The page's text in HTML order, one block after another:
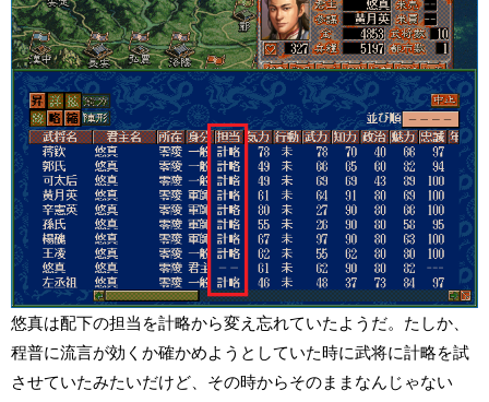
悠真は配下の担当を計略から変え忘れていたようだ。たしか、
程普に流言が効くか確かめようとしていた時に武将に計略を試
させていたみたいだけど、その時からそのままなんじゃない